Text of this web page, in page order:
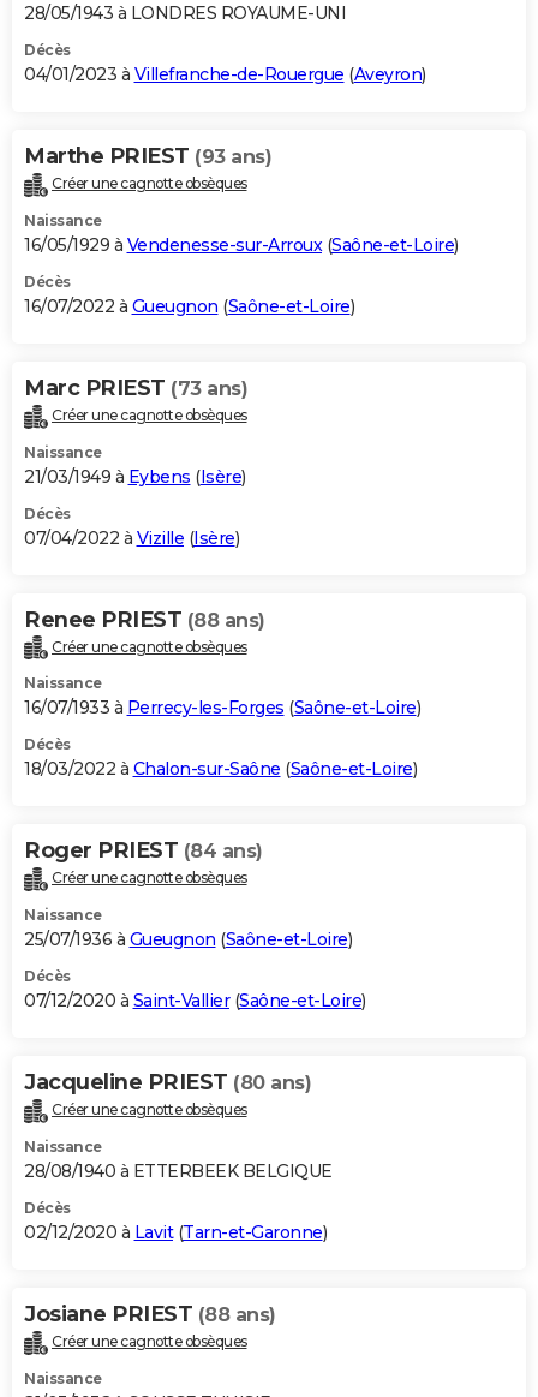
28/05/1943 à LONDRES ROYAUME-UNI
Décès
04/01/2023 à Villefranche-de-Rouergue (Aveyron)
Marthe PRIEST (93 ans)
Créer une cagnotte obsèques
Naissance
16/05/1929 à Vendenesse-sur-Arroux(Saône-et-Loire)
Décès
16/07/2022 à Gueugnon (Saône-et-Loire)
Marc PRIEST (73 ans)
Créer une cagnotte obsèques
Naissance
21/03/1949 à Eybens (Isère)
Décès
07/04/2022 à Vizille (Isère)
Renee PRIEST (88 ans)
Créer une cagnotte obsèques
Naissance
16/07/1933 à Perrecy-les-Forges (Saône-et-Loire)
Décès
18/03/2022 à Chalon-sur-Saône (Saône-et-Loire)
Roger PRIEST (84 ans)
Créer une cagnotte obsèques
Naissance
25/07/1936 à Gueugnon (Saône-et-Loire)
Décès
07/12/2020 à Saint-Vallier(Saône-et-Loire)
Jacqueline PRIEST (80 ans)
Créer une cagnotte obsèques
Naissance
28/08/1940 à ETTERBEEK BELGIQUE
Décès
02/12/2020 à Lavit(Tarn-et-Garonne)
Josiane PRIEST (88 ans)
Créer une cagnotte obsèques
Naissance